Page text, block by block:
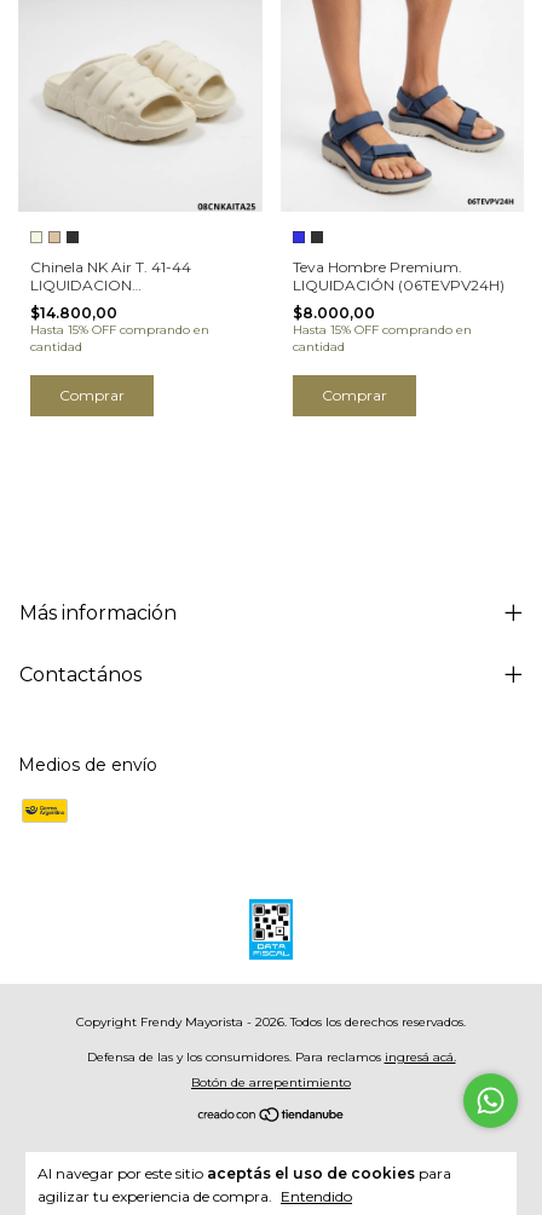
Al navegar por este sitio aceptás el uso de cookies para
agilizar tu experiencia de compra. Entendido
Chinela NK Air T. 41-44
LIQUIDACION
(08CNKAITA25H)
$14.800,00
Hasta 15% OFF comprando en
cantidad
Comprar
Teva Hombre Premium.
LIQUIDACIÓN (06TEVPV24H)
$8.000,00
Hasta 15% OFF comprando en
cantidad
Comprar
Más información
Contactános
Medios de envío
Copyright Frendy Mayorista - 2026. Todos los derechos reservados.
Defensa de las y los consumidores. Para reclamos ingresá acá.
Botón de arrepentimiento